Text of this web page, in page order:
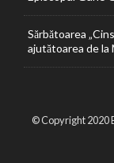
Sărbătoarea
ajutătoarea de la
© Copyright 2020